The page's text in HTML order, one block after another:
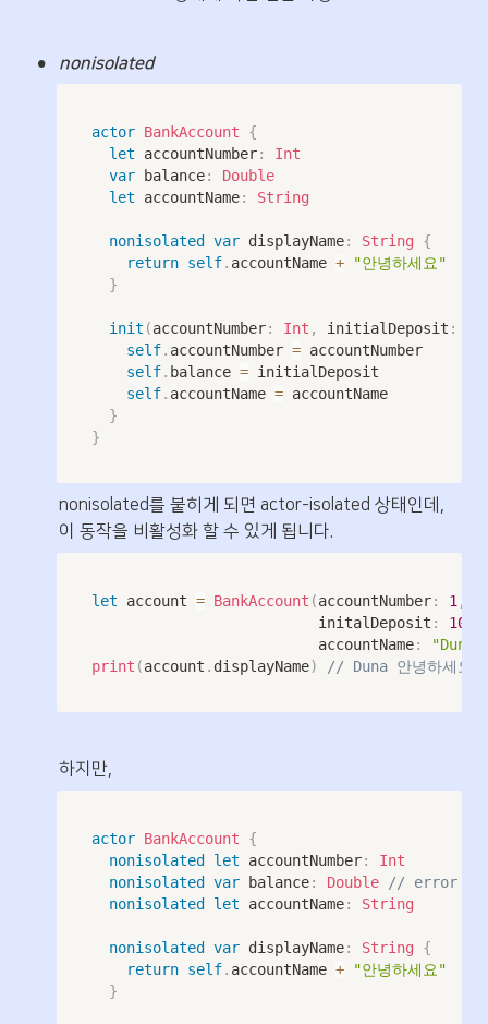
• nonisolated
actor BankAccount
{
let accountNumber:
Int
var balance:
Double
let accountName: String
nonisolated var displayName: String
{
return self. accountName +
"안녕하세요"
}
init (accountNumber: Int , initialDeposit :
self. accountNumber = accountNumber
self. balance = initialDeposit
self. accountName = accountName
}
}
nonisolated를 붙히게 되면 actor-isolated 상태인데,
이 동작을 비활성화 할 수 있게 됩니다.
let account = BankAccount (accountNumber: 1 ,
													initalDeposit
: 100
													accountName
: "Duna"
print (account . displayName) // Duna 안녕하세요
하지만,
actor BankAccount
{
nonisolated
let accountNumber:
Int
nonisolated
var balance: Double
// error
nonisolated
let accountName: String
nonisolated var displayName: String
{
return self. accountName +
"안녕하세요"
}